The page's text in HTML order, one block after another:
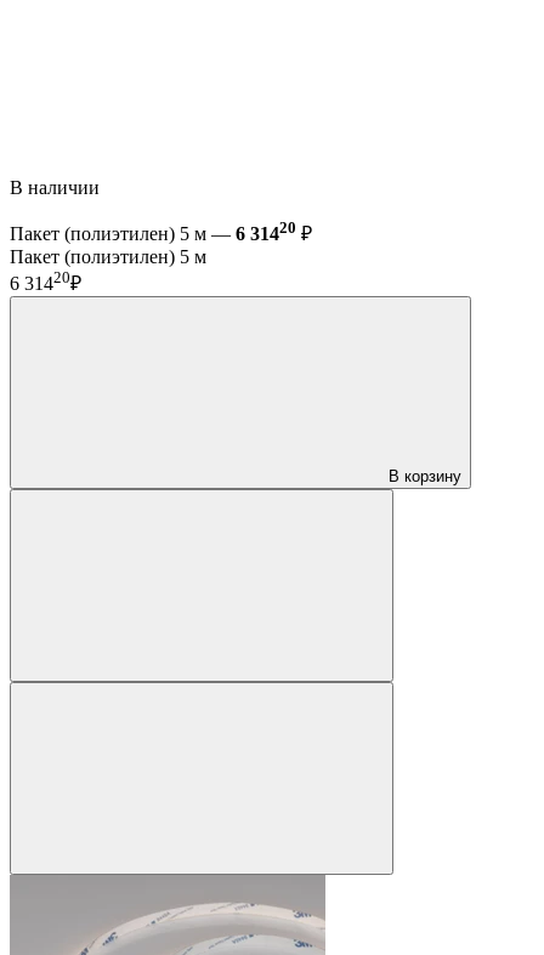
В наличии
Пакет (полиэтилен) 5 м — 6 31420 ₽
Пакет (полиэтилен) 5 м
6 31420₽
В корзину